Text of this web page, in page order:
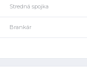
Stredná spojka
Brankár